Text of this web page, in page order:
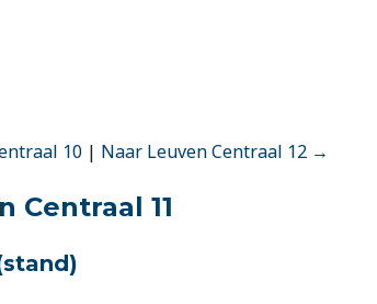
10 | Naar Leuven Centraal 12 →
Centraal 11